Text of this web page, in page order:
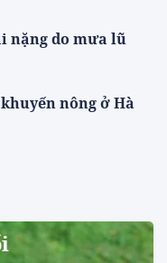
nặng do mưa lũ
nông ở Hà